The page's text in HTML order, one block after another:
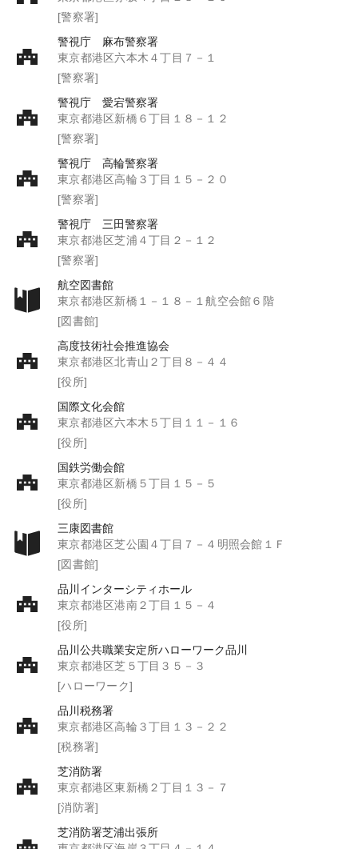
[警察署]
警視庁 麻布警察署
東京都港区六本木４丁目７－１
[警察署]
警視庁 愛宕警察署
東京都港区新橋６丁目１８－１２
[警察署]
警視庁 高輪警察署
東京都港区高輪３丁目１５－２０
[警察署]
警視庁 三田警察署
東京都港区芝浦４丁目２－１２
[警察署]
航空図書館
東京都港区新橋１－１８－１航空会館６階
[図書館]
高度技術社会推進協会
東京都港区北青山２丁目８－４４
[役所]
国際文化会館
東京都港区六本木５丁目１１－１６
[役所]
国鉄労働会館
東京都港区新橋５丁目１５－５
[役所]
三康図書館
東京都港区芝公園４丁目７－４明照会館１Ｆ
[図書館]
品川インターシティホール
東京都港区港南２丁目１５－４
[役所]
品川公共職業安定所ハローワーク品川
東京都港区芝５丁目３５－３
[ハローワーク]
品川税務署
東京都港区高輪３丁目１３－２２
[税務署]
芝消防署
東京都港区東新橋２丁目１３－７
[消防署]
芝消防署芝浦出張所